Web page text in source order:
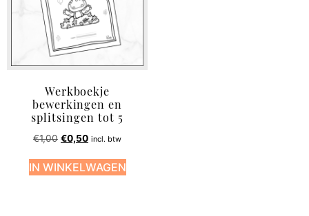
Werkboekje
bewerkingen en
splitsingen tot 5
€1,00 €0,50 incl. btw
IN WINKELWAGEN